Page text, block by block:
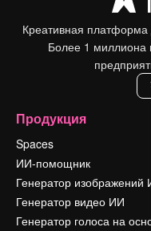
Креативная
Более 1 миллиона
Продукция
Spaces
ИИ-помощник
Генератор изображений
Генератор видео ИИ
Генератор голоса на